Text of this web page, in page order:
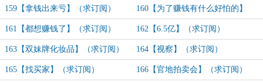
159【拿钱出来亏】（求订阅） 160【为了赚钱有什么好怕的】
（求订阅）
161【都想赚钱了】（求订阅） 162【6.5亿】（求订阅）
163【双妹牌化妆品】（求订阅） 164【视察】（求订阅）
165【找买家】（求订阅） 166【官地拍卖会】（求订阅）